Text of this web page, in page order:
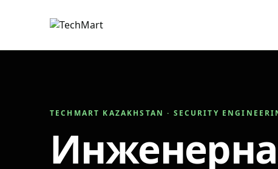
TECHMART KAZAKHSTAN · SECURITY